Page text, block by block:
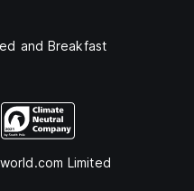
and Breakfast
Limited